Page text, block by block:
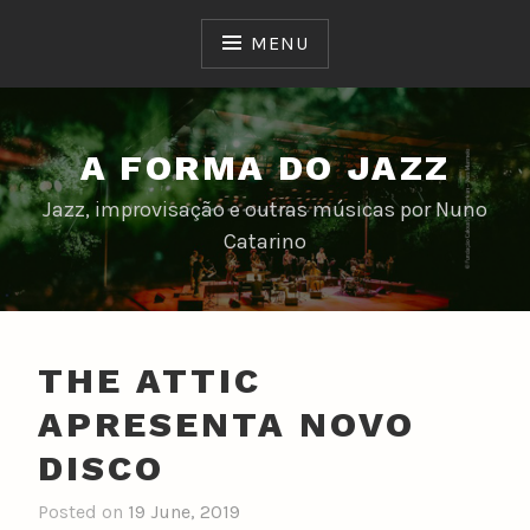
MENU
A FORMA DO JAZZ
Jazz, improvisação e outras músicas por Nuno
Catarino
THE ATTIC
APRESENTA NOVO
DISCO
Posted on 19 June, 2019